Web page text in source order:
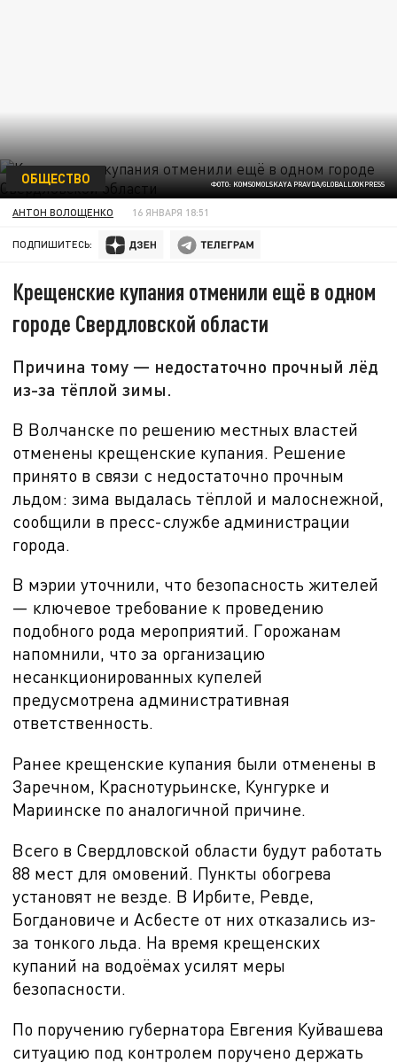
ФОТО: KOMSOMOLSKAYA PRAVDA/GLOBALLOOKPRESS
ОБЩЕСТВО
АНТОН ВОЛОЩЕНКО 16 ЯНВАРЯ 18:51
ПОДПИШИТЕСЬ:
Крещенские купания отменили ещё в одном
городе Свердловской области
Причина тому — недостаточно прочный лёд
из-за тёплой зимы.
В Волчанске по решению местных властей
отменены крещенские купания. Решение
принято в связи с недостаточно прочным
льдом: зима выдалась тёплой и малоснежной,
сообщили в пресс-службе администрации
города.
В мэрии уточнили, что безопасность жителей
— ключевое требование к проведению
подобного рода мероприятий. Горожанам
напомнили, что за организацию
несанкционированных купелей
предусмотрена административная
ответственность.
Ранее крещенские купания были отменены в
Заречном, Краснотурьинске, Кунгурке и
Мариинске по аналогичной причине.
Всего в Свердловской области будут работать
88 мест для омовений. Пункты обогрева
установят не везде. В Ирбите, Ревде,
Богдановиче и Асбесте от них отказались из-
за тонкого льда. На время крещенских
купаний на водоёмах усилят меры
безопасности.
По поручению губернатора Евгения Куйвашева
ситуацию под контролем поручено держать